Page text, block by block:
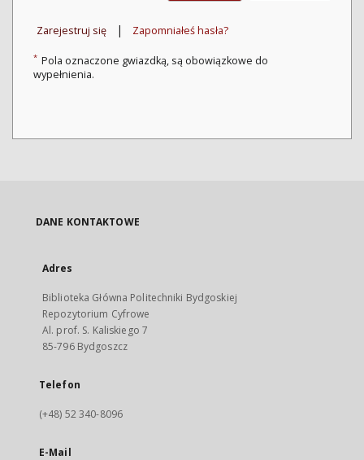
Zarejestruj się | Zapomniałeś hasła?
* Pola oznaczone gwiazdką, są obowiązkowe do
wypełnienia.
DANE KONTAKTOWE
Adres
Biblioteka Główna Politechniki Bydgoskiej
Repozytorium Cyfrowe
Al. prof. S. Kaliskiego 7
85-796 Bydgoszcz
Telefon
(+48) 52 340-8096
E-Mail